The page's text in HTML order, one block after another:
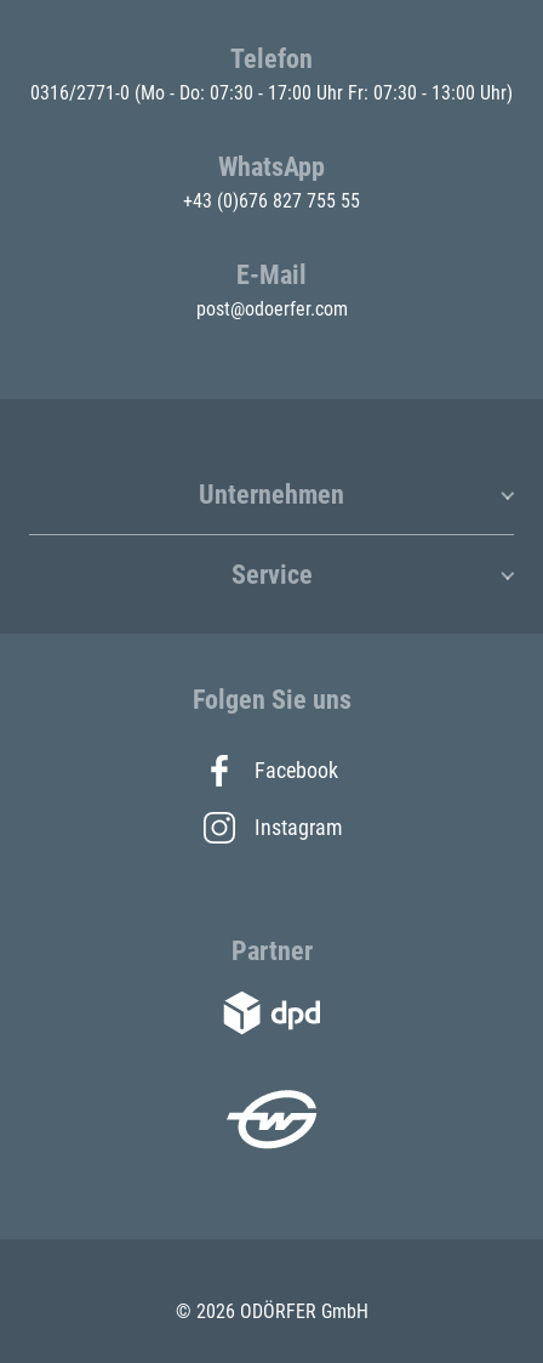
Telefon
0316/2771-0 (Mo - Do: 07:30 - 17:00 Uhr Fr: 07:30 - 13:00 Uhr)
WhatsApp
+43 (0)676 827 755 55
E-Mail
post@odoerfer.com
Unternehmen
Service
Folgen Sie uns
Facebook
Instagram
Partner
© 2026 ODÖRFER GmbH